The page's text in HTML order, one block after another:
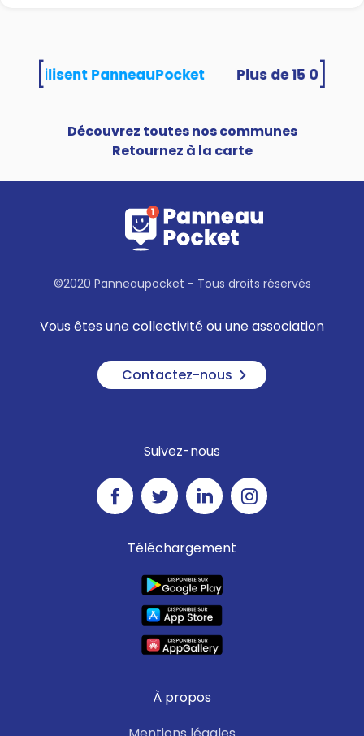
utilisent PanneauPocket
Découvrez toutes nos communes
Retournez à la carte
©2020 Panneaupocket - Tous droits réservés
Vous êtes une collectivité ou une association
Contactez-nous
Suivez-nous
Téléchargement
À propos